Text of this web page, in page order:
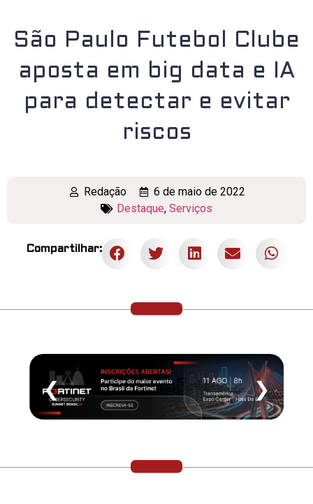
São Paulo Futebol Clube
aposta em big data e IA
para detectar e evitar
riscos
Redação
6 de maio de 2022
Destaque, Serviços
Compartilhar:
❮ ❯